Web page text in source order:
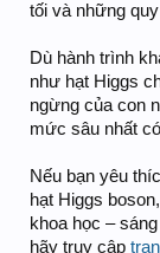
tối và những
Dù hành trình
như hạt Higgs
ngừng của con
mức sâu nhất
Nếu bạn yêu
hạt Higgs
khoa học –
hãy truy cập